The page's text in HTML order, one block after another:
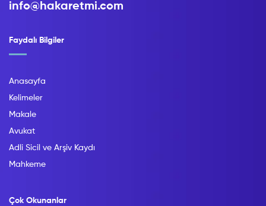
Faydalı Bilgiler
Anasayfa
Kelimeler
Makale
Avukat
Adli Sicil ve Arşiv Kaydı
Mahkeme
Çok Okunanlar
info@hakaretmi.com